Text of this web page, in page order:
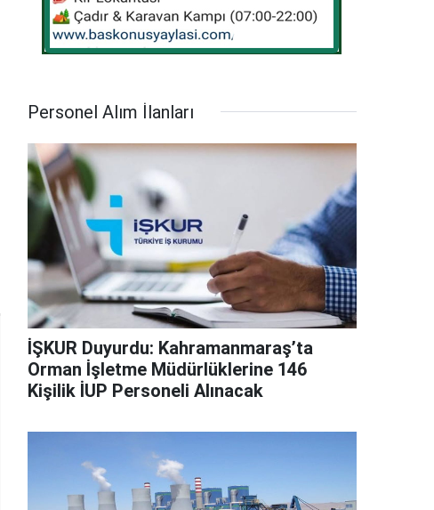
Personel Alım İlanları
İŞKUR Duyurdu: Kahramanmaraş’ta
Orman İşletme Müdürlüklerine 146
Kişilik İUP Personeli Alınacak